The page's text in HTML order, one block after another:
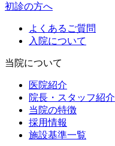
初診の方へ
よくあるご質問
入院について
当院について
医院紹介
院長・スタッフ紹介
当院の特徴
採用情報
施設基準一覧